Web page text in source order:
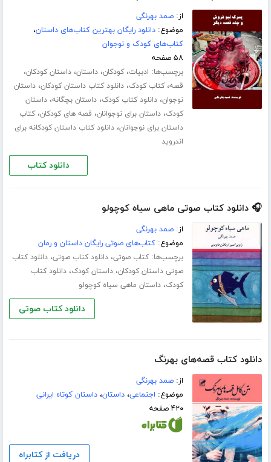
از:صمد بهرنگی
موضوع:دانلود رایگان بهترین کتاب‌های داستان،
کتاب‌های کودک و نوجوان
۵۸ صفحه
برچسب‌ها: ادبیات،کودکان،داستان،داستان کودکان،
قصه،کتاب کودک،دانلود کتاب داستان کودکان،داستان
نوجوان،دانلود کتاب کودک،داستان بچگانه،داستان
کودک،داستان برای نوجوانان، قصه های کودکان،کتاب
داستان برای نوجوانان،دانلود کتاب داستان کودکانه برای
اندروید
دانلود کتاب
🎧 دانلود کتاب صوتی ماهی سیاه کوچولو
از:صمد بهرنگی
موضوع:کتاب‌های صوتی رایگان داستان و رمان
برچسب‌ها:کتاب صوتی،دانلود کتاب صوتی،دانلود کتاب
صوتی داستان کودکان،داستان کودک،دانلود کتاب
کودک،داستان ماهی سیاه کوچولو
دانلود کتاب صوتی
دانلود کتاب قصه‌های بهرنگ
از:صمد بهرنگی
موضوع: اجتماعی،داستان،داستان کوتاه ایرانی
۴۲۰ صفحه
دریافت از کتابراه